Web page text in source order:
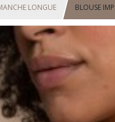
LONGUE BLOUSE